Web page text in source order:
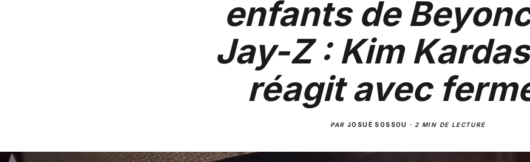
enfants de
Jay-Z : Kim
réagit avec
PARJOSUÉ SOSSOU · 2 MIN DE LECTURE